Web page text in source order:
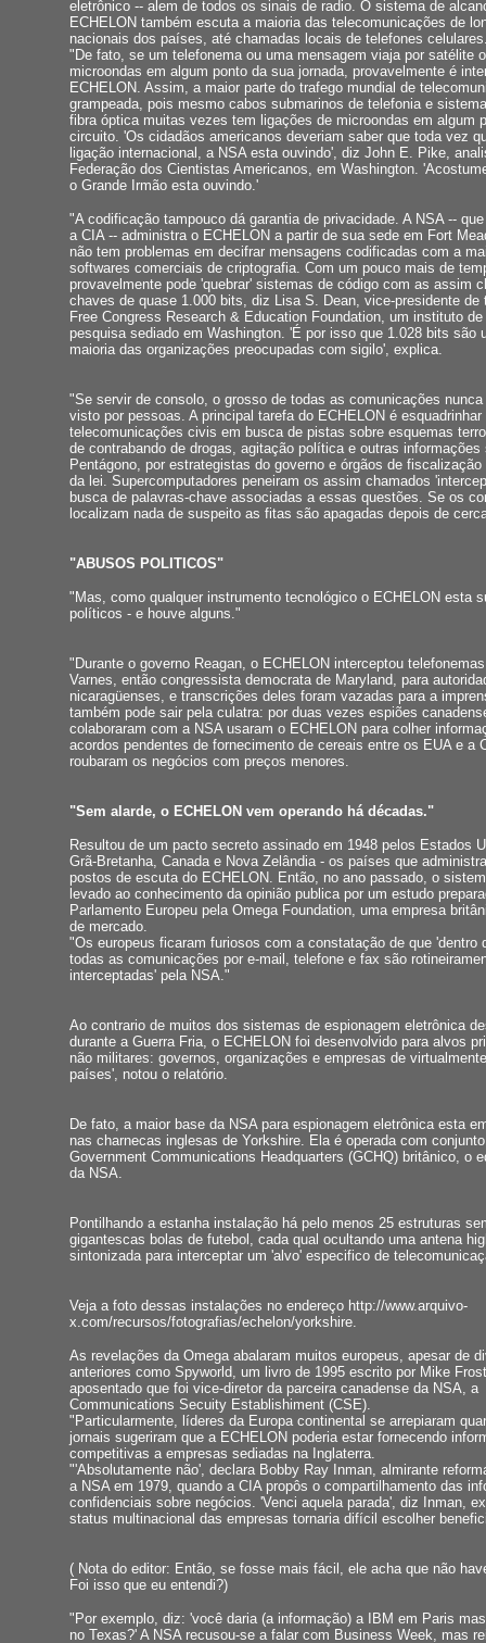
eletrônico -- alem de todos os sinais de radio. O sistema de
ECHELON também escuta a maioria das telecomunicações de
nacionais dos países, até chamadas locais de telefones
"De fato, se um telefonema ou uma mensagem viaja por satélite
microondas em algum ponto da sua jornada, provavelmente é
ECHELON. Assim, a maior parte do trafego mundial de
grampeada, pois mesmo cabos submarinos de telefonia e
fibra óptica muitas vezes tem ligações de microondas em algum
circuito. 'Os cidadãos americanos deveriam saber que toda vez
ligação internacional, a NSA esta ouvindo', diz John E. Pike,
Federação dos Cientistas Americanos, em Washington.
o Grande Irmão esta ouvindo.'
"A codificação tampouco dá garantia de privacidade. A NSA --
a CIA -- administra o ECHELON a partir de sua sede em Fort
não tem problemas em decifrar mensagens codificadas com a
softwares comerciais de criptografia. Com um pouco mais de
provavelmente pode 'quebrar' sistemas de código com as assim
chaves de quase 1.000 bits, diz Lisa S. Dean, vice-presidente de
Free Congress Research & Education Foundation, um instituto
pesquisa sediado em Washington. 'É por isso que 1.028 bits são
maioria das organizações preocupadas com sigilo', explica.
"Se servir de consolo, o grosso de todas as comunicações
visto por pessoas. A principal tarefa do ECHELON é esquadrinhar
telecomunicações civis em busca de pistas sobre esquemas
de contrabando de drogas, agitação política e outras
Pentágono, por estrategistas do governo e órgãos de
da lei. Supercomputadores peneiram os assim chamados
busca de palavras-chave associadas a essas questões. Se os
localizam nada de suspeito as fitas são apagadas depois de
"ABUSOS POLITICOS"
"Mas, como qualquer instrumento tecnológico o ECHELON esta
políticos - e houve alguns."
"Durante o governo Reagan, o ECHELON interceptou
Varnes, então congressista democrata de Maryland, para
nicaragüenses, e transcrições deles foram vazadas para a
também pode sair pela culatra: por duas vezes espiões
colaboraram com a NSA usaram o ECHELON para colher
acordos pendentes de fornecimento de cereais entre os EUA e a
roubaram os negócios com preços menores.
"Sem alarde, o ECHELON vem operando há décadas."
Resultou de um pacto secreto assinado em 1948 pelos Estados
Grã-Bretanha, Canada e Nova Zelândia - os países que
postos de escuta do ECHELON. Então, no ano passado, o
levado ao conhecimento da opinião publica por um estudo
Parlamento Europeu pela Omega Foundation, uma empresa
de mercado.
"Os europeus ficaram furiosos com a constatação de que 'dentro
todas as comunicações por e-mail, telefone e fax são
interceptadas' pela NSA."
Ao contrario de muitos dos sistemas de espionagem eletrônica
durante a Guerra Fria, o ECHELON foi desenvolvido para alvos
não militares: governos, organizações e empresas de
países', notou o relatório.
De fato, a maior base da NSA para espionagem eletrônica esta
nas charnecas inglesas de Yorkshire. Ela é operada com
Government Communications Headquarters (GCHQ) britânico, o
da NSA.
Pontilhando a estanha instalação há pelo menos 25 estruturas
gigantescas bolas de futebol, cada qual ocultando uma antena
sintonizada para interceptar um 'alvo' especifico de
Veja a foto dessas instalações no endereço http://www.arquivo-
x.com/recursos/fotografias/echelon/yorkshire.
As revelações da Omega abalaram muitos europeus, apesar de
anteriores como Spyworld, um livro de 1995 escrito por Mike
aposentado que foi vice-diretor da parceira canadense da NSA, a
Communications Secuity Establishiment (CSE).
"Particularmente, líderes da Europa continental se arrepiaram
jornais sugeriram que a ECHELON poderia estar fornecendo
competitivas a empresas sediadas na Inglaterra.
"'Absolutamente não', declara Bobby Ray Inman, almirante
a NSA em 1979, quando a CIA propôs o compartilhamento das
confidenciais sobre negócios. 'Venci aquela parada', diz Inman,
status multinacional das empresas tornaria difícil escolher
( Nota do editor: Então, se fosse mais fácil, ele acha que não
Foi isso que eu entendi?)
"Por exemplo, diz: 'você daria (a informação) a IBM em Paris
no Texas?' A NSA recusou-se a falar com Business Week, mas